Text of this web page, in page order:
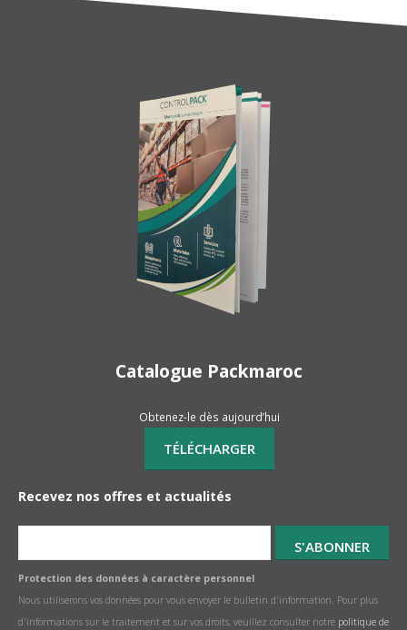
Recevez nos offres et actualités
Protection des données à caractère personnel
Nous utiliserons vos données pour vous envoyer le bulletin d'information. Pour plus
d'informations sur le traitement et sur vos droits, veuillez consulter notre politique de
Catalogue Packmaroc
Obtenez-le dès aujourd’hui